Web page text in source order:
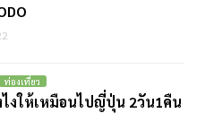
ท่องเที่ยว
ไงให้เหมือนไปญี่ปุ่น 2วัน1คืน